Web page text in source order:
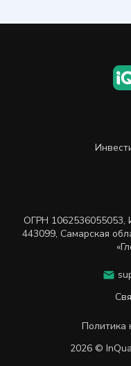
ОГРН 1062536055053,
443099, Самарская
Политика
2026 ©